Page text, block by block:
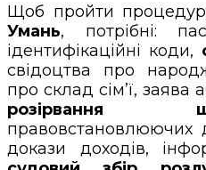
Щоб пройти
Умань, потрібні:
ідентифікаційні коди,
свідоцтва про
про склад сім’ї, заява
розірвання
правовстановлюючих
докази доходів,